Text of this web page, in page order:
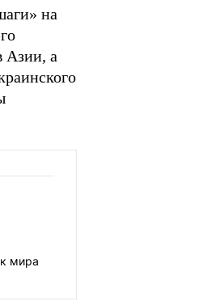
на
Азии, а
мира